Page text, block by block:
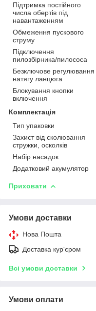
Підтримка постійного
числа обертів під
навантаженням
Обмеження пускового
струму
Підключення
пилозбірника/пилососа
Безключове регулювання
натягу ланцюга
Блокування кнопки
включення
Комплектація
Тип упаковки
Захист від сколювання
стружки, осколків
Набір насадок
Додатковий акумулятор
Приховати
Умови доставки
Нова Пошта
Доставка кур'єром
Всі умови доставки
Умови оплати